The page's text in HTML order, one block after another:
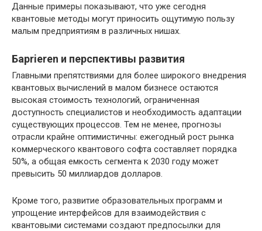
Данные примеры показывают, что уже сегодня
квантовые методы могут приносить ощутимую пользу
малым предприятиям в различных нишах.
Барrieren и перспективы развития
Главными препятствиями для более широкого внедрения
квантовых вычислений в малом бизнесе остаются
высокая стоимость технологий, ограниченная
доступность специалистов и необходимость адаптации
существующих процессов. Тем не менее, прогнозы
отрасли крайне оптимистичны: ежегодный рост рынка
коммерческого квантового софта составляет порядка
50%, а общая емкость сегмента к 2030 году может
превысить 50 миллиардов долларов.
Кроме того, развитие образовательных программ и
упрощение интерфейсов для взаимодействия с
квантовыми системами создают предпосылки для